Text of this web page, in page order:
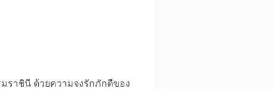
ราชินี ด้วยความจงรักภักดีของ